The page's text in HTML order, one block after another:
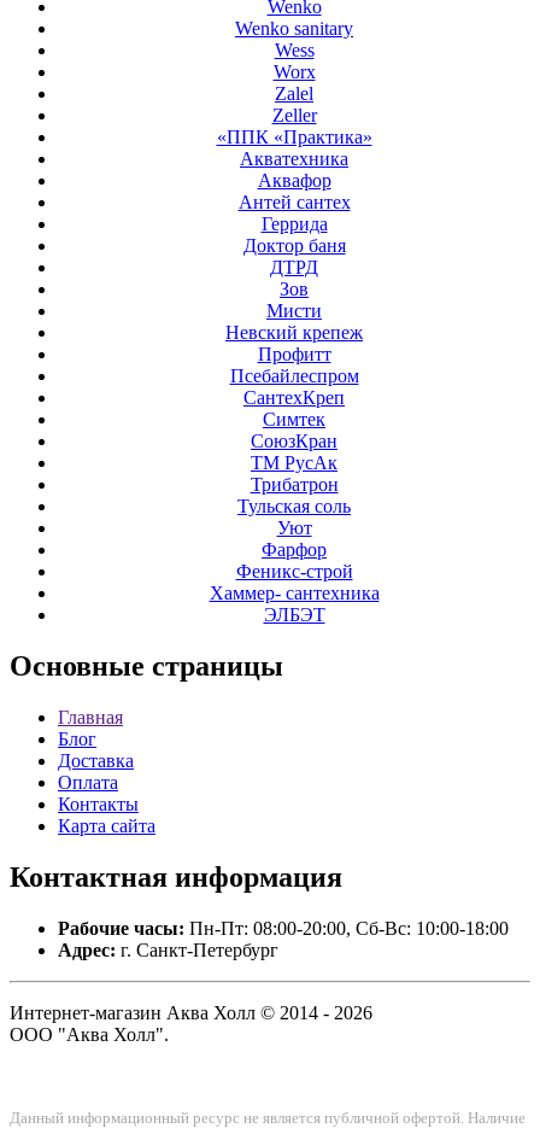
Wenko
Wenko sanitary
Wess
Worx
Zalel
Zeller
«ППК «Практика»
Акватехника
Аквафор
Антей сантех
Геррида
Доктор баня
ДТРД
Зов
Мисти
Невский крепеж
Профитт
Псебайлеспром
СантехКреп
Симтек
СоюзКран
ТМ РусАк
Трибатрон
Тульская соль
Уют
Фарфор
Феникс-строй
Хаммер- сантехника
ЭЛБЭТ
Основные страницы
Главная
Блог
Доставка
Оплата
Контакты
Карта сайта
Контактная информация
Рабочие часы: Пн-Пт: 08:00-20:00, Сб-Вс: 10:00-18:00
Адрес: г. Санкт-Петербург
Интернет-магазин Аква Холл © 2014 - 2026
ООО "Аква Холл".
Данный информационный ресурс не является публичной офертой. Наличие